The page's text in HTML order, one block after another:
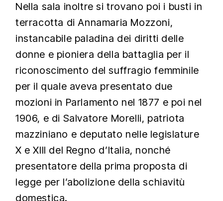
Nella sala inoltre si trovano poi i busti in
terracotta di Annamaria Mozzoni,
instancabile paladina dei diritti delle
donne e pioniera della battaglia per il
riconoscimento del suffragio femminile
per il quale aveva presentato due
mozioni in Parlamento nel 1877 e poi nel
1906, e di Salvatore Morelli, patriota
mazziniano e deputato nelle legislature
X e XIII del Regno d’Italia, nonché
presentatore della prima proposta di
legge per l’abolizione della schiavitù
domestica.